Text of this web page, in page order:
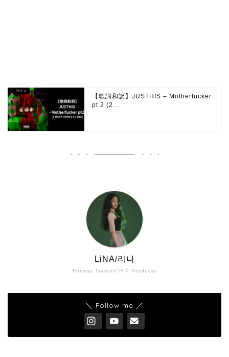
【歌詞和訳】JUSTHIS – Motherfucker
pt.2 (2...
Fitness Trainer/ H!P Producer
LiNA/리나
＼ Follow me ／